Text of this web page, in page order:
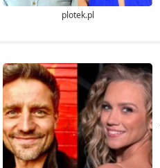
plotek.pl